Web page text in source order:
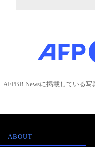
AFPBB Newsに掲載している
ABOUT